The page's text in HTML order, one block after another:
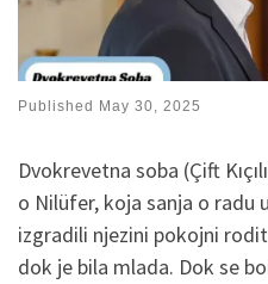
Published May 30, 2025
Dvokrevetna soba (Çift
o Nilüfer, koja sanja o radu
izgradili njezini pokojni
dok je bila mlada. Dok se